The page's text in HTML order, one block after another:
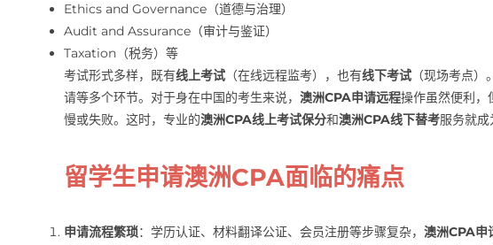
Ethics and Governance（道德与治理）
Audit and Assurance（审计与鉴证）
Taxation（税务）等
考试形式多样，既有线上考试（在线远程监考），也有线下考试（现场考点）
请等多个环节。对于身在中国的考生来说， 澳洲CPA申请远程操作虽然便利，
慢或失败。这时，专业的澳洲CPA线上考试保分和澳洲CPA线下替考服务就成
留学生申请澳洲CPA面临的痛点
申请流程繁琐：学历认证、材料翻译公证、会员注册等步骤复杂， 澳洲CPA申